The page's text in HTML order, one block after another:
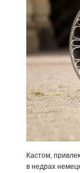
Кастом,
в недрах